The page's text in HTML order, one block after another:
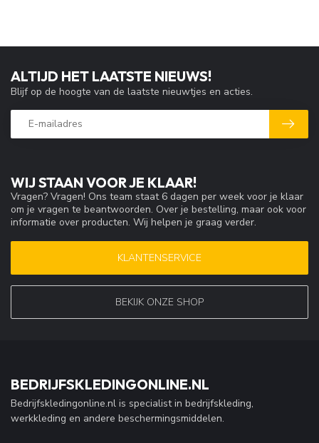
WIJ STAAN VOOR JE KLAAR!
Vragen? Vragen! Ons team staat 6 dagen per week voor je klaar
om je vragen te beantwoorden. Over je bestelling, maar ook voor
informatie over producten. Wij helpen je graag verder.
KLANTENSERVICE
BEKIJK ONZE SHOP
ALTIJD HET LAATSTE NIEUWS!
Blijf op de hoogte van de laatste nieuwtjes en acties.
BEDRIJFSKLEDINGONLINE.NL
Bedrijfskledingonline.nl is specialist in bedrijfskleding,
werkkleding en andere beschermingsmiddelen.